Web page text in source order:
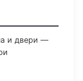
и двери —